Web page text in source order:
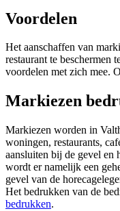
Voordelen
Het aanschaffen van
restaurant te beschermen
voordelen met zich mee.
Markiezen
Markiezen worden in
woningen, restaurants,
aansluiten bij de gevel en
wordt er namelijk een
gevel van de
Het bedrukken van de
bedrukken.